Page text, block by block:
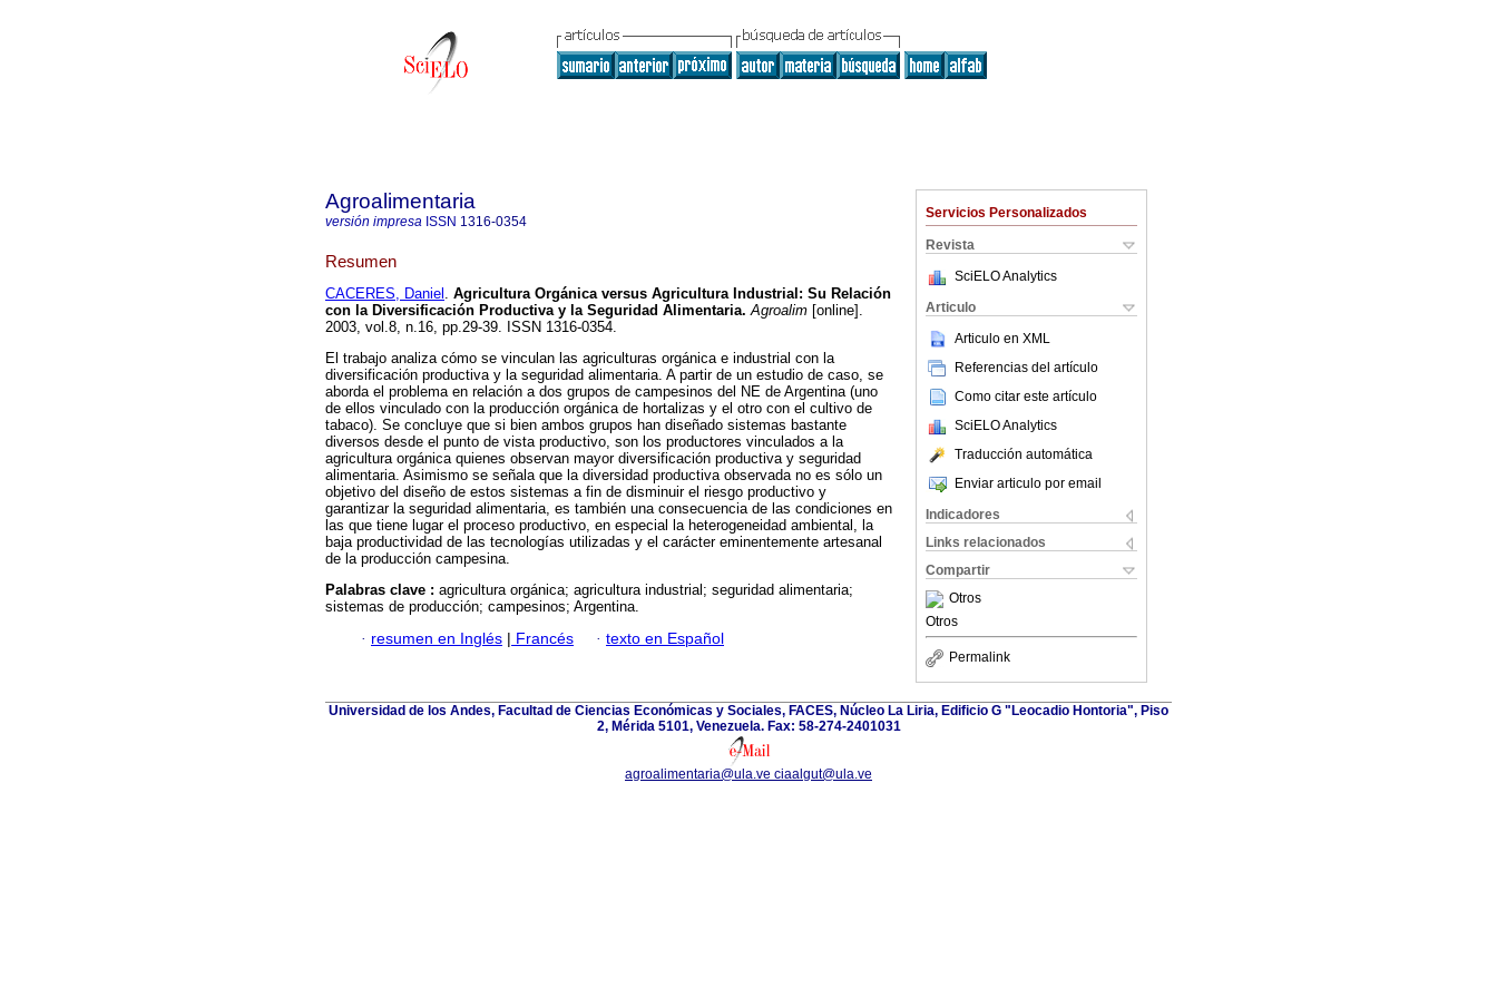
Servicios Personalizados
Revista
SciELO Analytics
Articulo
Articulo en XML
Referencias del artículo
Como citar este artículo
SciELO Analytics
Traducción automática
Enviar articulo por email
Indicadores
Links relacionados
Compartir
Otros
Otros
Permalink
Agroalimentaria
versión impresa ISSN 1316-0354
Resumen
CACERES, Daniel . Agricultura Orgánica versus Agricultura Industrial : Su Relación
con la Diversificación Productiva y la Seguridad Alimentaria. Agroalim [online].
2003, vol.8, n.16, pp.29-39. ISSN 1316-0354.
El trabajo analiza cómo se vinculan las agriculturas orgánica e industrial con la
diversificación productiva y la seguridad alimentaria. A partir de un estudio de caso, se
aborda el problema en relación a dos grupos de campesinos del NE de Argentina (uno
de ellos vinculado con la producción orgánica de hortalizas y el otro con el cultivo de
tabaco). Se concluye que si bien ambos grupos han diseñado sistemas bastante
diversos desde el punto de vista productivo, son los productores vinculados a la
agricultura orgánica quienes observan mayor diversificación productiva y seguridad
alimentaria. Asimismo se señala que la diversidad productiva observada no es sólo un
objetivo del diseño de estos sistemas a fin de disminuir el riesgo productivo y
garantizar la seguridad alimentaria, es también una consecuencia de las condiciones en
las que tiene lugar el proceso productivo, en especial la heterogeneidad ambiental, la
baja productividad de las tecnologías utilizadas y el carácter eminentemente artesanal
de la producción campesina.
Palabras clave : agricultura orgánica; agricultura industrial; seguridad alimentaria;
sistemas de producción; campesinos; Argentina.
· resumen en Inglés | Francés · texto en Español
Universidad de los Andes, Facultad de Ciencias Económicas y Sociales, FACES, Núcleo La Liria, Edificio G "Leocadio Hontoria", Piso
2, Mérida 5101, Venezuela. Fax: 58-274-2401031
agroalimentaria@ula.ve ciaalgut@ula.ve